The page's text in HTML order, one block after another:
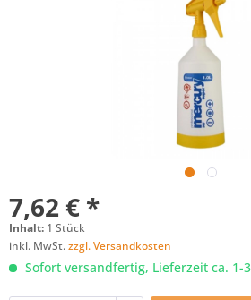
7,62 € *
Inhalt: 1 Stück
inkl. MwSt.zzgl. Versandkosten
Sofort versandfertig, Lieferzeit ca. 1-